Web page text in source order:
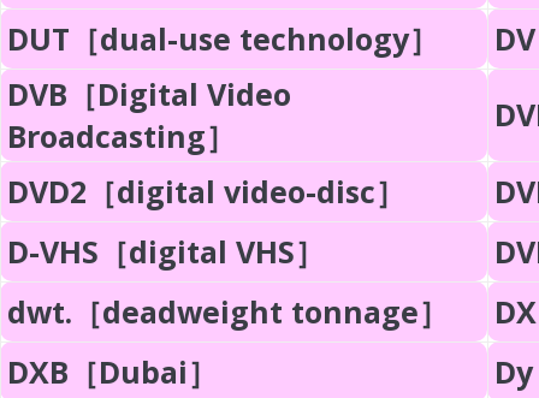
DUT［dual-use technology］
DVB［Digital Video
Broadcasting］
DVD2［digital video-disc］
D-VHS［digital VHS］
dwt.［deadweight tonnage］
DXB［Dubai］